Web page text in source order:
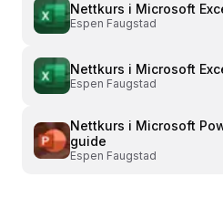
Nettkurs i Microsoft
Espen Faugstad
Nettkurs i Microsoft
Espen Faugstad
Nettkurs i Microsoft
guide
Espen Faugstad